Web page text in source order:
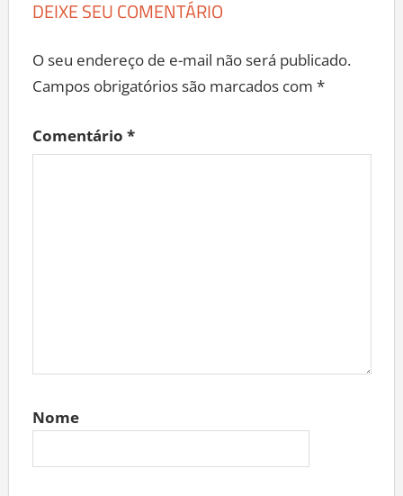
DEIXE SEU COMENTÁRIO
O seu endereço de e-mail não será publicado.
Campos obrigatórios são marcados com *
Comentário *
Nome